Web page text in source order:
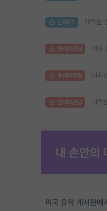
김GPT 대학원
명예의전당 서울
명예의전당 대학
명예의전당 대학
미국 유학 게시판에